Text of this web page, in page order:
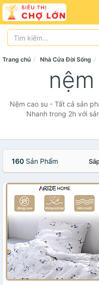
Trang chủ Nhà Cửa Đời Sống
Nệm cao su - Tất cả sản
Nhanh trong 2h với
160 Sản Phẩm